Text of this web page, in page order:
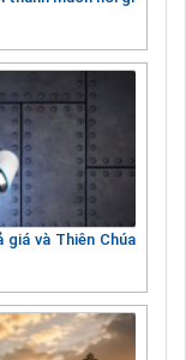
và Thiên Chúa